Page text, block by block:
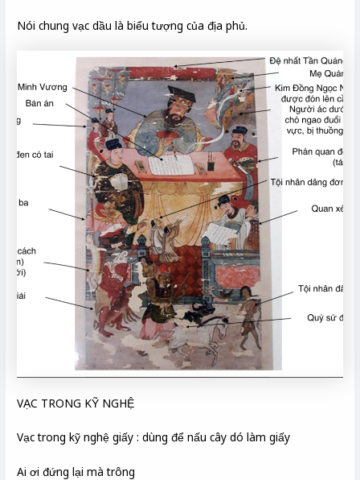
Nói chung vạc dầu là biểu tượng của địa phủ.
VẠC TRONG KỸ NGHỆ
Vạc trong kỹ nghệ giấy : dùng để nấu cây dó làm giấy
Ai ơi đứng lại mà trông